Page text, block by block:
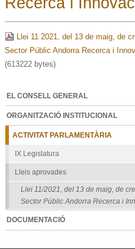
Llei 11 2021, del 13 de maig, de
Sector Públic Andorra Recerca i
(613222 bytes)
EL CONSELL GENERAL
ORGANITZACIÓ INSTITUCIONAL
ACTIVITAT PARLAMENTÀRIA
IX Legislatura
Lleis aprovades
Llei 11/2021, del 13 de maig, de
Sector Públic Andorra Recerca i
DOCUMENTACIÓ